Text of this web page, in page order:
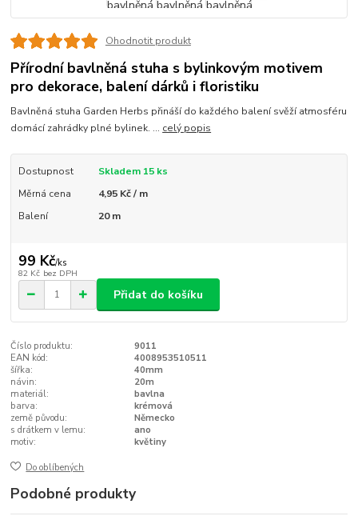
Ohodnotit produkt
Přírodní bavlněná stuha s bylinkovým motivem
pro dekorace, balení dárků i floristiku
Bavlněná stuha Garden Herbs přináší do každého balení svěží atmosféru
domácí zahrádky plné bylinek. ... celý popis
Dostupnost
Skladem 15 ks
Měrná cena
4,95 Kč / m
Balení
20 m
99 Kč/ks
82 Kč bez DPH
Přidat do košíku
Číslo produktu:
9011
EAN kód:
4008953510511
šířka:
40mm
návin:
20m
materiál:
bavlna
barva:
krémová
země původu:
Německo
s drátkem v lemu:
ano
motiv:
květiny
Do oblíbených
Podobné produkty